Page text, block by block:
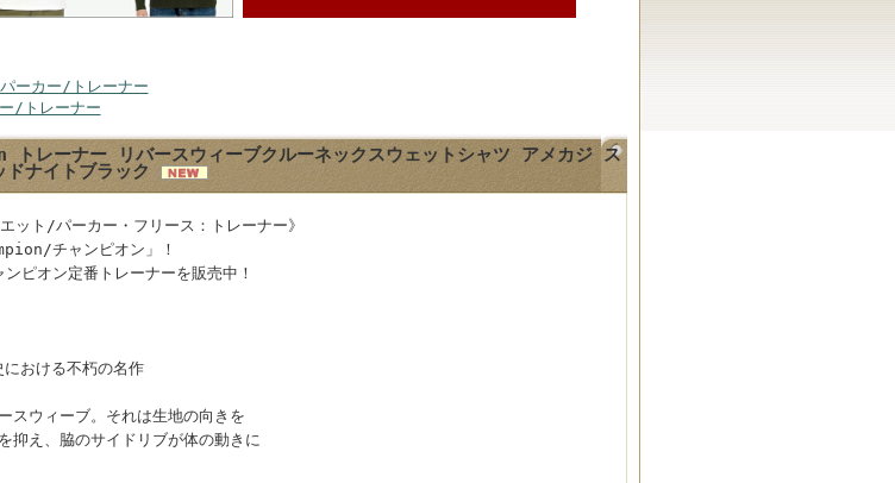
パーカー/トレーナー
/トレーナー
トレーナー リバースウィーブクルーネックスウェットシャツ アメカジ ス
ナイトブラック
ット/パーカー・フリース：トレーナー》
チャンピオン」！
ピオン定番トレーナーを販売中！
おける不朽の名作
スウィーブ。それは生地の向きを
抑え、脇のサイドリブが体の動きに